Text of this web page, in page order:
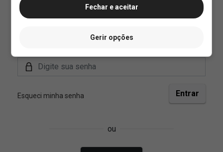
Fechar e aceitar
Gerir opções